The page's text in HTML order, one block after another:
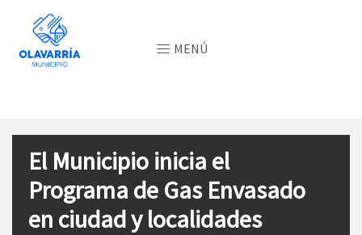
MENÚ
El Municipio inicia el
Programa de Gas Envasado
en ciudad y localidades